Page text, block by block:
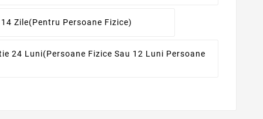
Zile(pentru Persoane Fizice)
24 Luni(persoane Fizice Sau 12 Luni Persoane